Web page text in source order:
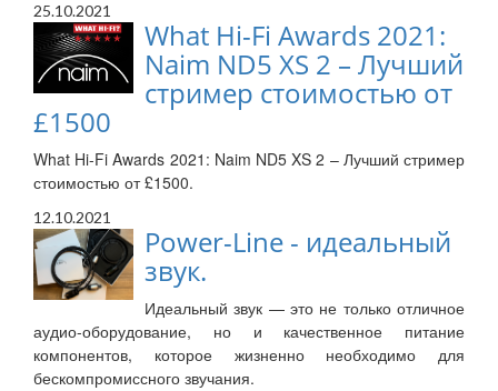
25.10.2021
What Hi-Fi Awards 2021:
Naim ND5 XS 2 – Лучший
стример стоимостью от
£1500
What Hi-Fi Awards 2021: Naim ND5 XS 2 – Лучший стример
стоимостью от £1500.
12.10.2021
Power-Line - идеальный
звук.
Идеальный звук — это не только отличное
аудио-оборудование, но и качественное питание
компонентов, которое жизненно необходимо для
бескомпромиссного звучания.